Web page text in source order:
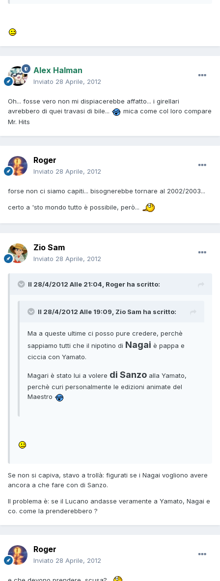
Alex Halman
Inviato 28 Aprile, 2012
Oh... fosse vero non mi dispiacerebbe affatto... i girellari
avrebbero di quei travasi di bile...
mica come col loro compare
Mr. Hits
Roger
Inviato 28 Aprile, 2012
forse non ci siamo capiti... bisognerebbe tornare al 2002/2003...
certo a 'sto mondo tutto è possibile, però...
Zio Sam
Inviato 28 Aprile, 2012
Il 28/4/2012 Alle 21:04, Roger ha scritto:
Il 28/4/2012 Alle 19:09, Zio Sam ha scritto:
Ma a queste ultime ci posso pure credere, perchè
sappiamo tutti che il nipotino di Nagai è pappa e
ciccia con Yamato.
Magari è stato lui a volere di Sanzo alla Yamato,
perchè curi personalmente le edizioni animate del
Maestro
Se non si capiva, stavo a trollà: figurati se i Nagai vogliono avere
ancora a che fare con di Sanzo.
Il problema è: se il Lucano andasse veramente a Yamato, Nagai e
co. come la prenderebbero ?
Roger
Inviato 28 Aprile, 2012